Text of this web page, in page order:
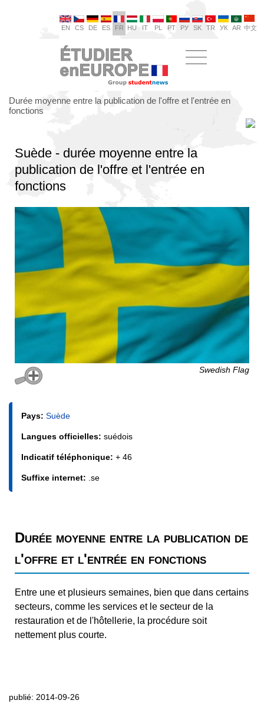
EN CS DE ES FR HU IT PL PT РУ SK TR УК AR 中文
Durée moyenne entre la publication de l'offre et l'entrée en
fonctions
Suède - durée moyenne entre la
publication de l'offre et l'entrée en
fonctions
Swedish Flag
Pays: Suède
Langues officielles: suédois
Indicatif téléphonique: + 46
Suffixe internet: .se
Durée moyenne entre la publication de
l'offre et l'entrée en fonctions
Entre une et plusieurs semaines, bien que dans certains
secteurs, comme les services et le secteur de la
restauration et de l'hôtellerie, la procédure soit
nettement plus courte.
publié: 2014-09-26